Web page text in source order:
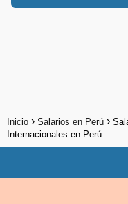
Inicio Salarios en Perú
Internacionales en Perú